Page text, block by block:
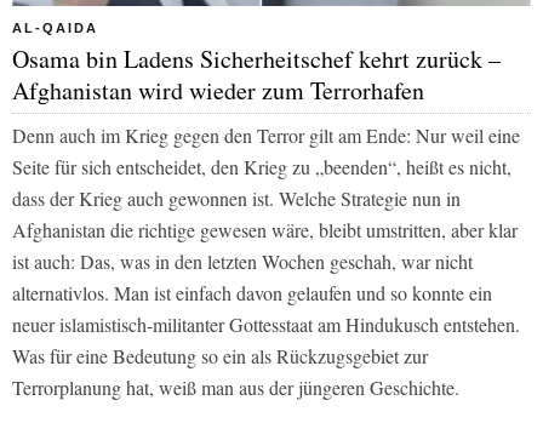
AL-QAIDA
Osama bin Ladens Sicherheitschef kehrt zurück –
Afghanistan wird wieder zum Terrorhafen
Denn auch im Krieg gegen den Terror gilt am Ende: Nur weil eine
Seite für sich entscheidet, den Krieg zu „beenden“, heißt es nicht,
dass der Krieg auch gewonnen ist. Welche Strategie nun in
Afghanistan die richtige gewesen wäre, bleibt umstritten, aber klar
ist auch: Das, was in den letzten Wochen geschah, war nicht
alternativlos. Man ist einfach davon gelaufen und so konnte ein
neuer islamistisch-militanter Gottesstaat am Hindukusch entstehen.
Was für eine Bedeutung so ein als Rückzugsgebiet zur
Terrorplanung hat, weiß man aus der jüngeren Geschichte.